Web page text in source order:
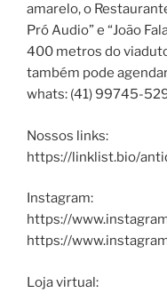
amarelo, o
Pró Audio” e “João
400 metros do
também pode
whats: (41) 99745-
Nossos links:
https://linklist.bio/
Instagram:
https://
https://
Loja virtual: